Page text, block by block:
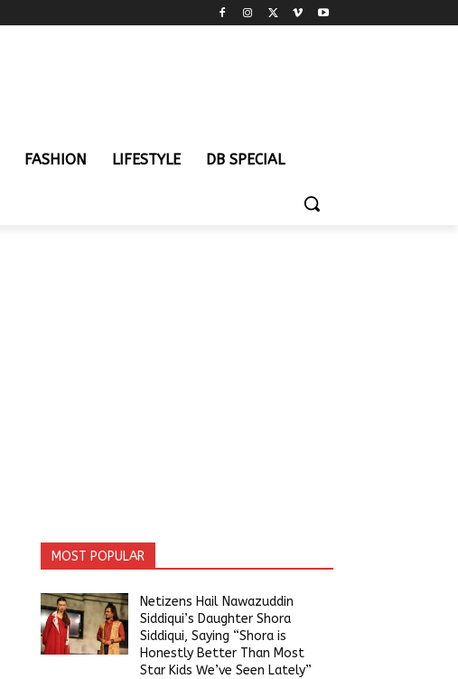
FASHION LIFESTYLE DB SPECIAL
MOST POPULAR
Netizens Hail Nawazuddin
Siddiqui’s Daughter Shora
Siddiqui, Saying “Shora is
Honestly Better Than Most
Star Kids We’ve Seen Lately”